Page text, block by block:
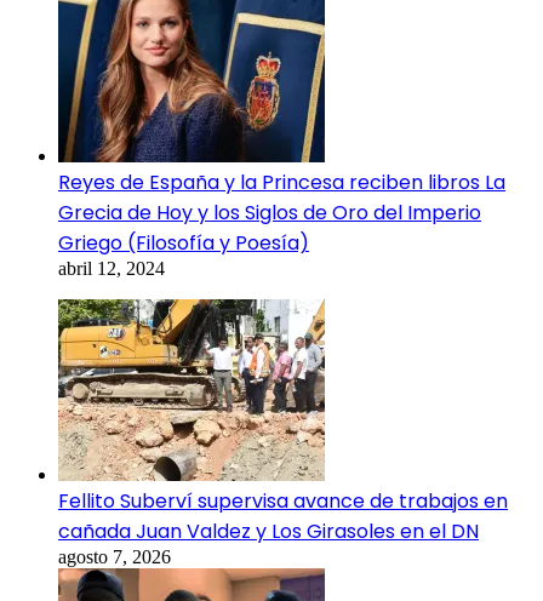
Reyes de España y la Princesa reciben libros La
Grecia de Hoy y los Siglos de Oro del Imperio
Griego (Filosofía y Poesía)
abril 12, 2024
Fellito Suberví supervisa avance de trabajos en
cañada Juan Valdez y Los Girasoles en el DN
agosto 7, 2026